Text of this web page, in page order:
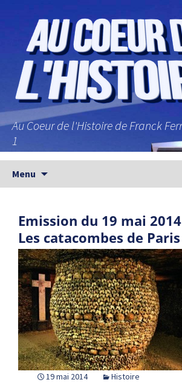
Au Coeur de l'Histoire de Franck
1
Menu
Emission du 19 mai 2014
Les catacombes de Paris
19 mai 2014 Histoire